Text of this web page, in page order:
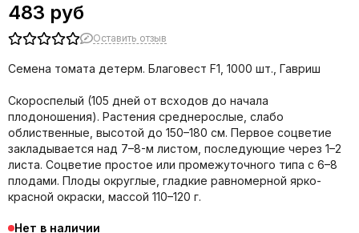
483 руб
Оставить отзыв
Семена томата детерм. Благовест F1, 1000 шт., Гавриш
Скороспелый (105 дней от всходов до начала
плодоношения). Растения среднерослые, слабо
облиственные, высотой до 150–180 см. Первое соцветие
закладывается над 7–8-м листом, последующие через 1–2
листа. Соцветие простое или промежуточного типа с 6–8
плодами. Плоды округлые, гладкие равномерной ярко-
красной окраски, массой 110–120 г.
Нет в наличии